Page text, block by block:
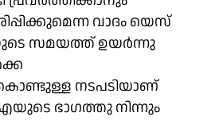
വാദം യെസ്
സമയത്ത് ഉയര്‍ന്നു
നടപടിയാണ്
ഭാഗത്തു നിന്നും